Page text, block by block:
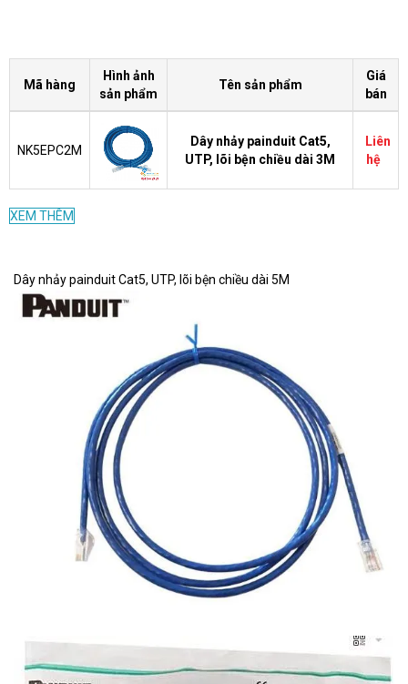
Mã hàng
Hình ảnh
sản phẩm
Tên sản phẩm
Giá
bán
NK5EPC2M
Dây nhảy painduit Cat5,
UTP, lõi bện chiều dài 3M
Liên
hệ
XEM THÊM
Dây nhảy painduit Cat5, UTP, lõi bện chiều dài 5M